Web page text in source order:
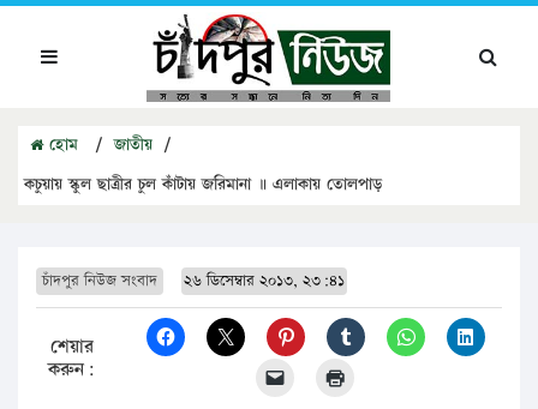
হোম / জাতীয় /
কচুয়ায় স্কুল ছাত্রীর চুল কাঁটায় জরিমানা ॥ এলাকায় তোলপাড়
চাঁদপুর নিউজ সংবাদ ২৬ ডিসেম্বার ২০১৩, ২৩:৪১
শেয়ার
করুন: